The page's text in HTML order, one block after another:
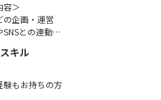
容＞
の企画・運営
SNSとの連動
催やコミックマーケットなど大型イベン
などオフラインイベントの実施
ンメンバーの声＞
キル
験もお持ちの方